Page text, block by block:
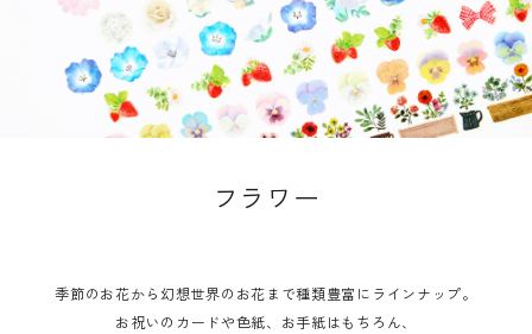
ようこそ ゲスト 様
ログイン person 会員登録
ロールステッカー
フラワー
季節のお花から幻想世界のお花まで種類豊富にラインナップ。
お祝いのカードや色紙、お手紙はもちろん、